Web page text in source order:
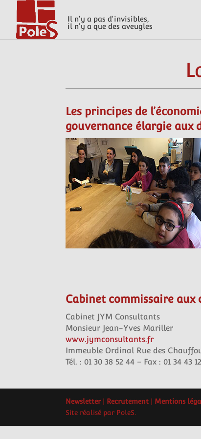
Il n'y a pas d'invisibles,
il n'y a que des aveugles
Les principes de
gouvernance élargie aux
Cabinet commissaire aux
Cabinet JYM Consultants
Monsieur Jean-Yves Mariller
www.jymconsultants.fr
Immeuble Ordinal Rue des
Tél. : 01 30 38 52 44 – Fax : 01 34 43
Newsletter| Recrutement Mentions
Site réalisé par PoleS.